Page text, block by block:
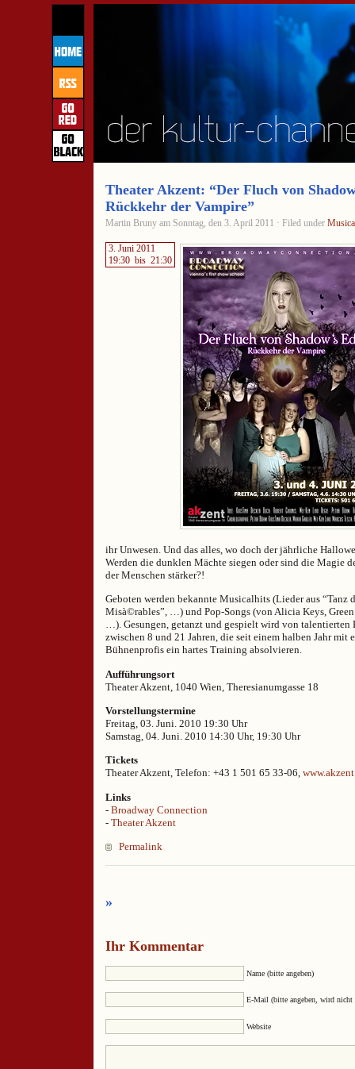
Theater Akzent: “Der Fluch von
Rückkehr der Vampire”
Martin Bruny am Sonntag, den 3. April 2011 · Filed under
3. Juni 2011
19:30 bis 21:30
ihr Unwesen. Und das alles, wo doch der jährliche
Werden die dunklen Mächte siegen oder sind die Magie
der Menschen stärker?!
Geboten werden bekannte Musicalhits (Lieder aus “Tanz
Misà©rables”, …) und Pop-Songs (von Alicia Keys, Green
…). Gesungen, getanzt und gespielt wird von talentierten
zwischen 8 und 21 Jahren, die seit einem halben Jahr mit
Bühnenprofis ein hartes Training absolvieren.
Aufführungsort
Theater Akzent, 1040 Wien, Theresianumgasse 18
Vorstellungstermine
Freitag, 03. Juni. 2010 19:30 Uhr
Samstag, 04. Juni. 2010 14:30 Uhr, 19:30 Uhr
Tickets
Theater Akzent, Telefon: +43 1 501 65 33-06,
Links
- Broadway Connection
- Theater Akzent
Permalink
»
Ihr Kommentar
Name (bitte angeben)
E-Mail (bitte angeben, wird nicht
Website